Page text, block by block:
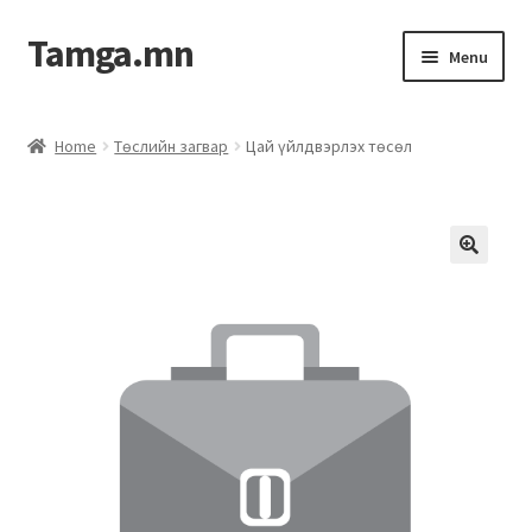
Tamga.mn Menu
Дотоод журмын багц
Home Төслийн загвар Цай үйлдвэрлэх төсөл